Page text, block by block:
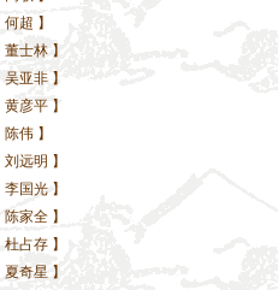
何超 】
董士林 】
吴亚非 】
黄彦平 】
陈伟 】
刘远明 】
李国光 】
陈家全 】
杜占存 】
夏奇星 】